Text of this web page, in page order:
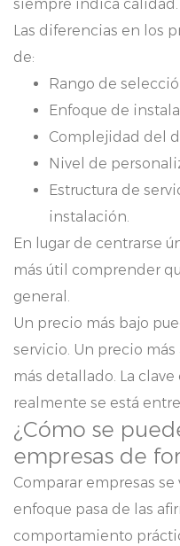
siempre indica calidad.
Las diferencias en los
de:
Rango de
Enfoque de
Complejidad del
Nivel de
Estructura de
instalación.
En lugar de centrarse
más útil comprender
general.
Un precio más bajo
servicio. Un precio
más detallado. La
realmente se está
¿Cómo se
empresas de
Comparar empresas se
enfoque pasa de las
comportamiento